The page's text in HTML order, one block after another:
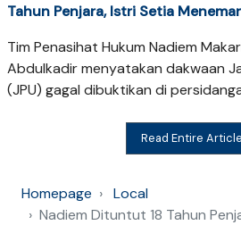
Tahun Penjara, Istri Setia
Tim Penasihat Hukum Nadiem
Abdulkadir menyatakan dakwaan
(JPU) gagal dibuktikan di
Read Entire Article
Homepage
Local
Nadiem Dituntut 18 Tahun